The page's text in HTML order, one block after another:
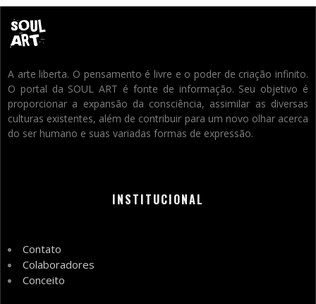
A arte liberta. O pensamento é livre e o poder de criação infinito.
O portal da SOUL ART é fonte de informação. Seu objetivo é
proporcionar a expansão da consciência, assimilar as diversas
culturas existentes, além de contribuir para um novo olhar acerca
do ser humano e suas variadas formas de expressão.
INSTITUCIONAL
Contato
Colaboradores
Conceito